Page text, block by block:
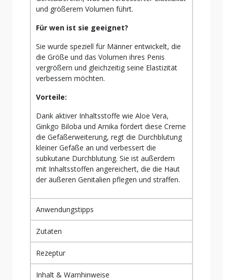
und größerem Volumen führt.
Für wen ist sie geeignet?
Sie wurde speziell für Männer entwickelt, die
die Größe und das Volumen ihres Penis
vergrößern und gleichzeitig seine Elastizität
verbessern möchten.
Vorteile:
Dank aktiver Inhaltsstoffe wie Aloe Vera,
Ginkgo Biloba und Arnika fördert diese Creme
die Gefäßerweiterung, regt die Durchblutung
kleiner Gefäße an und verbessert die
subkutane Durchblutung. Sie ist außerdem
mit Inhaltsstoffen angereichert, die die Haut
der äußeren Genitalien pflegen und straffen.
Anwendungstipps
Zutaten
Rezeptur
Inhalt & Warnhinweise